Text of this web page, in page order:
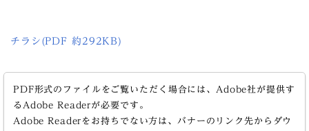
チラシ(PDF 約292KB)
PDF形式のファイルをご覧いただく場合には、Adobe社が提供す
るAdobe Readerが必要です。
Adobe Readerをお持ちでない方は、バナーのリンク先からダウ